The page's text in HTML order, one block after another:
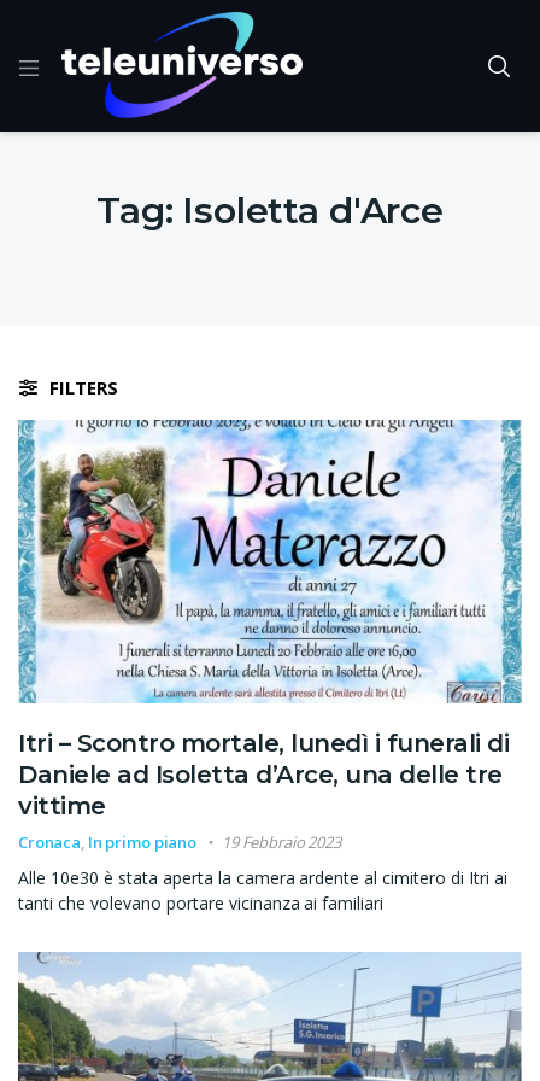
Tag: Isoletta d'Arce
FILTERS
Itri – Scontro mortale, lunedì i funerali di
Daniele ad Isoletta d’Arce, una delle tre
vittime
Cronaca, In primo piano 19 Febbraio 2023
Alle 10e30 è stata aperta la camera ardente al cimitero di Itri ai
tanti che volevano portare vicinanza ai familiari